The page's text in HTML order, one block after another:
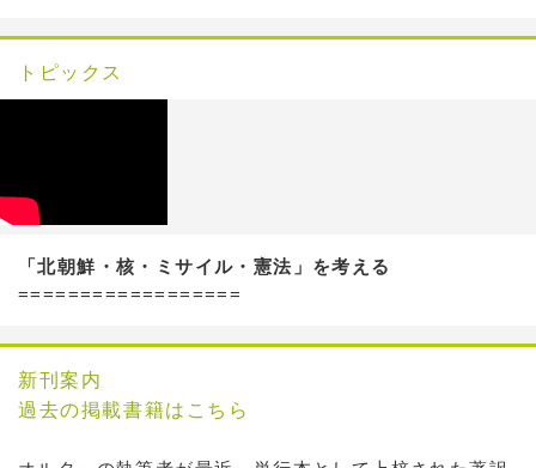
トピックス
「北朝鮮・核・ミサイル・憲法」を考える
==================
新刊案内
過去の掲載書籍はこちら